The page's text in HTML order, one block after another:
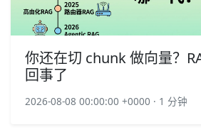
你还在切 chunk 做向量？
回事了
2026-08-08 00:00:00 +0000 · 1 分钟